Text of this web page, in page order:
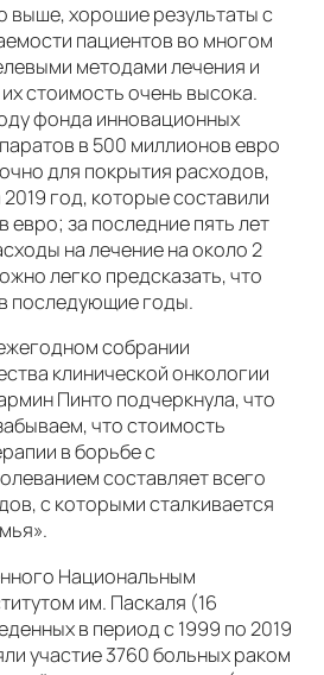
выше, хорошие результаты с
пациентов во многом
методами лечения и
стоимость очень высока.
фонда инновационных
в 500 миллионов евро
для покрытия расходов,
год, которые составили
евро; за последние пять лет
на лечение на около 2
легко предсказать, что
последующие годы.
собрании
клинической онкологии
Пинто подчеркнула, что
что стоимость
в борьбе с
составляет всего
с которыми сталкивается
Национальным
им. Паскаля (16
в период с 1999 по 2019
участие 3760 больных раком